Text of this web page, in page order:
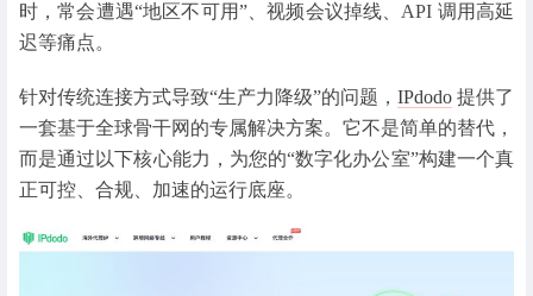
时，常会遭遇“地区不可用”、视频会议掉线、API 调用高延
迟等痛点。
针对传统连接方式导致“生产力降级”的问题， IPdodo 提供了
一套基于全球骨干网的专属解决方案。它不是简单的替代，
而是通过以下核心能力，为您的“数字化办公室”构建一个真
正可控、合规、加速的运行底座。